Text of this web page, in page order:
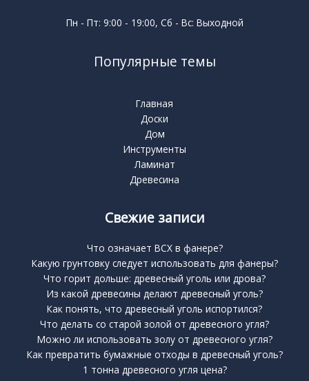
Пн - Пт: 9:00 - 19:00, Сб - Вс: Выходной
Популярные темы
Главная
Доски
Дом
Инструменты
Ламинат
Древесина
Свежие записи
Что означает BCX в фанере?
Какую грунтовку следует использовать для фанеры?
Что горит дольше: древесный уголь или дрова?
Из какой древесины делают древесный уголь?
Как понять, что древесный уголь испортился?
Что делать со старой золой от древесного угля?
Можно ли использовать золу от древесного угля?
Как превратить бумажные отходы в древесный уголь?
1 тонна древесного угля цена?